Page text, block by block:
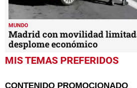
MUNDO
Madrid con movilidad
desplome económico
MIS TEMAS PREFERIDOS